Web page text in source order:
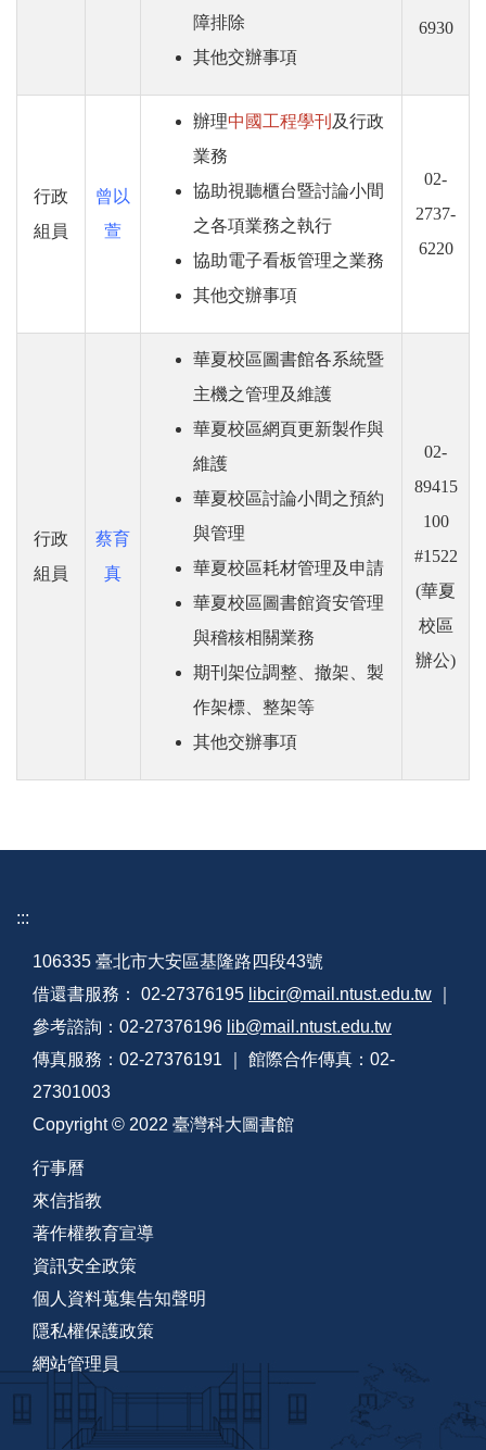
障排除
其他交辦事項
6930
行政
組員
曾以
萱
辦理中國工程學刊 及行政
業務
協助視聽櫃台暨討論小間
之各項業務之執行
協助電子看板管理之業務
其他交辦事項
02-
2737-
6220
行政
組員
蔡育
真
華夏校區圖書館各系統暨
主機之管理及維護
華夏校區網頁更新製作與
維護
華夏校區討論小間之預約
與管理
華夏校區耗材管理及申請
華夏校區圖書館資安管理
與稽核相關業務
期刊架位調整、撤架、製
作架標、整架等
其他交辦事項
02-
89415
100
#1522
(華夏
校區
辦公)
:::
106335 臺北市大安區基隆路四段43號
借還書服務： 02-27376195 libcir@mail.ntust.edu.tw
參考諮詢：02-27376196 lib@mail.ntust.edu.tw
傳真服務：02-27376191 ｜ 館際合作傳真：02-
27301003
Copyright © 2022 臺灣科大圖書館
行事曆
來信指教
著作權教育宣導
資訊安全政策
個人資料蒐集告知聲明
隱私權保護政策
網站管理員